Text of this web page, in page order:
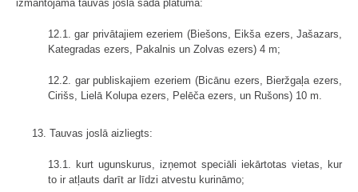
izmantojama tauvas josla šādā platumā:
12.1. gar privātajiem ezeriem (Biešons, Eikša ezers, Jašazars,
Kategradas ezers, Pakalnis un Zolvas ezers) 4 m;
12.2. gar publiskajiem ezeriem (Bicānu ezers, Bieržgaļa ezers,
Cirišs, Lielā Kolupa ezers, Pelēča ezers, un Rušons) 10 m.
13. Tauvas joslā aizliegts:
13.1. kurt ugunskurus, izņemot speciāli iekārtotas vietas, kur
to ir atļauts darīt ar līdzi atvestu kurināmo;